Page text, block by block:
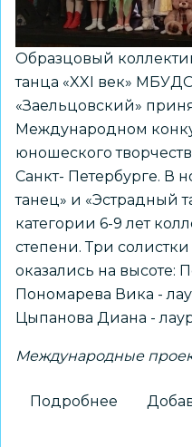
Образцовый
танца «XXI век»
«Заельцовский»
Международном
юношеского
Санкт- Петербурге. В
танец» и «Эстрадный
категории 6-9 лет
степени. Три
оказались на высоте:
Пономарева Вика -
Цыпанова Диана -
Международные
Подробнее